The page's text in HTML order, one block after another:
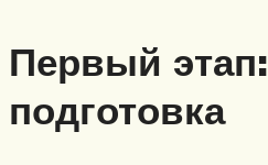
Первый этап:
подготовка